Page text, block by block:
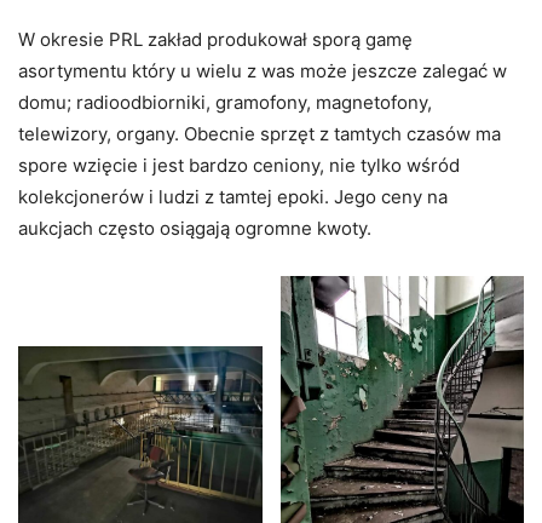
W okresie PRL zakład produkował sporą gamę
asortymentu który u wielu z was może jeszcze zalegać w
domu; radioodbiorniki, gramofony, magnetofony,
telewizory, organy. Obecnie sprzęt z tamtych czasów ma
spore wzięcie i jest bardzo ceniony, nie tylko wśród
kolekcjonerów i ludzi z tamtej epoki. Jego ceny na
aukcjach często osiągają ogromne kwoty.